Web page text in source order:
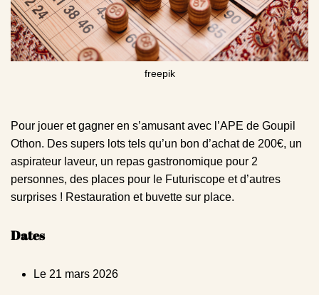
freepik
Pour jouer et gagner en s’amusant avec l’APE de Goupil
Othon. Des supers lots tels qu’un bon d’achat de 200€, un
aspirateur laveur, un repas gastronomique pour 2
personnes, des places pour le Futuriscope et d’autres
surprises ! Restauration et buvette sur place.
Dates
Le 21 mars 2026